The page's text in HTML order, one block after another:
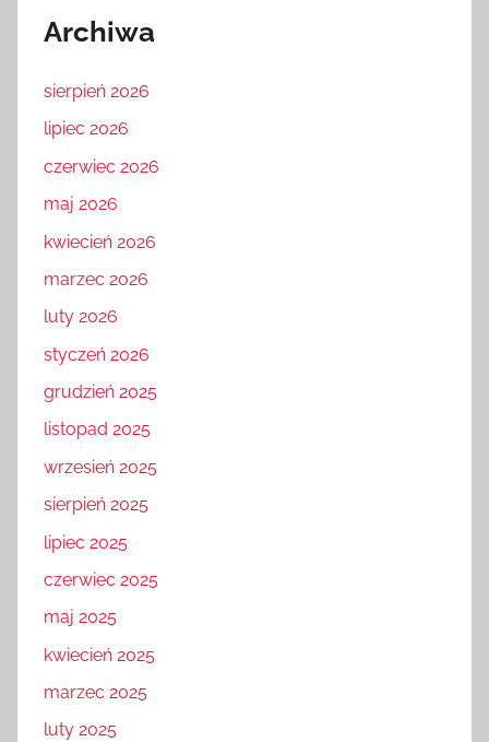
Archiwa
sierpień 2026
lipiec 2026
czerwiec 2026
maj 2026
kwiecień 2026
marzec 2026
luty 2026
styczeń 2026
grudzień 2025
listopad 2025
wrzesień 2025
sierpień 2025
lipiec 2025
czerwiec 2025
maj 2025
kwiecień 2025
marzec 2025
luty 2025